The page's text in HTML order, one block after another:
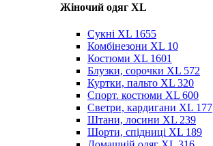
Жіночий одяг XL
Cукні XL 1655
Комбінезони XL 10
Костюми XL 1601
Блузки, сорочки XL 572
Куртки, пальто XL 320
Спорт. костюми XL 600
Светри, кардигани XL 177
Штани, лосини XL 239
Шорти, спідниці XL 189